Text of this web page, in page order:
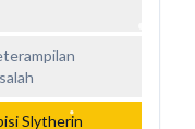
Slytherin